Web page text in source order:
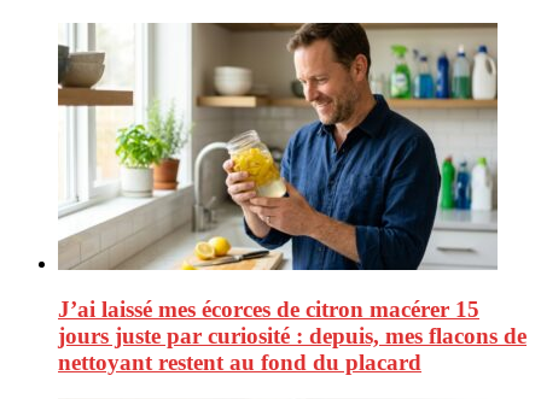
J’ai laissé mes écorces de citron macérer 15
jours juste par curiosité : depuis, mes flacons de
nettoyant restent au fond du placard